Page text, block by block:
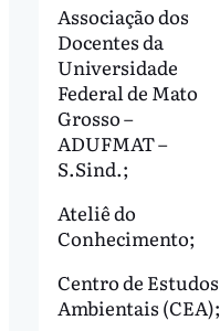
Associação dos
Docentes da
Universidade
Federal de Mato
Grosso –
ADUFMAT –
S.Sind.;
Ateliê do
Conhecimento;
Centro de Estudos
Ambientais (CEA);